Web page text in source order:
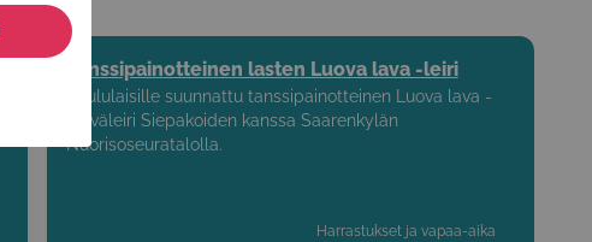
Tanssipainotteinen lasten Luova lava -leiri
Koululaisille suunnattu tanssipainotteinen Luova lava -
päiväleiri Siepakoiden kanssa Saarenkylän
Nuorisoseuratalolla.
Harrastukset ja vapaa-aika